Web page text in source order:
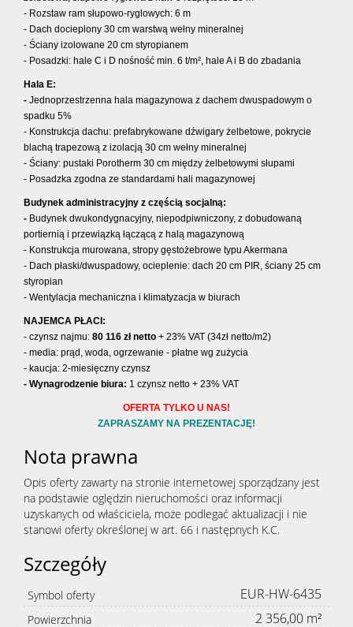
- Rozstaw ram słupowo-ryglowych: 6 m
- Dach docieplony 30 cm warstwą wełny mineralnej
- Ściany izolowane 20 cm styropianem
- Posadzki: hale C i D nośność min. 6 t/m², hale A i B do zbadania
Hala E:
- Jednoprzestrzenna hala magazynowa z dachem dwuspadowym o
spadku 5%
- Konstrukcja dachu: prefabrykowane dźwigary żelbetowe, pokrycie
blachą trapezową z izolacją 30 cm wełny mineralnej
- Ściany: pustaki Porotherm 30 cm między żelbetowymi słupami
- Posadzka zgodna ze standardami hali magazynowej
Budynek administracyjny z częścią socjalną:
- Budynek dwukondygnacyjny, niepodpiwniczony, z dobudowaną
portiernią i przewiązką łączącą z halą magazynową
- Konstrukcja murowana, stropy gęstożebrowe typu Akermana
- Dach płaski/dwuspadowy, ocieplenie: dach 20 cm PIR, ściany 25 cm
styropian
- Wentylacja mechaniczna i klimatyzacja w biurach
NAJEMCA PŁACI:
- czynsz najmu: 80 116 zł netto + 23% VAT (34zł netto/m2)
- media: prąd, woda, ogrzewanie - płatne wg zużycia
- kaucja: 2-miesięczny czynsz
- Wynagrodzenie biura: 1 czynsz netto + 23% VAT
OFERTA TYLKO U NAS!
ZAPRASZAMY NA PREZENTACJĘ!
Nota prawna
Opis oferty zawarty na stronie internetowej sporządzany jest
na podstawie oględzin nieruchomości oraz informacji
uzyskanych od właściciela, może podlegać aktualizacji i nie
stanowi oferty określonej w art. 66 i następnych K.C.
Szczegóły
Symbol oferty EUR-HW-6435
Powierzchnia 2 356,00 m²